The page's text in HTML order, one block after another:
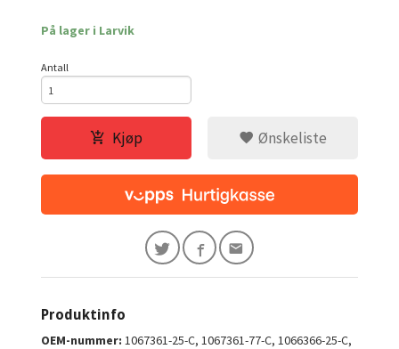
På lager i Larvik
Antall
Kjøp Ønskeliste
Produktinfo
OEM-nummer: 1067361-25-C, 1067361-77-C, 1066366-25-C,